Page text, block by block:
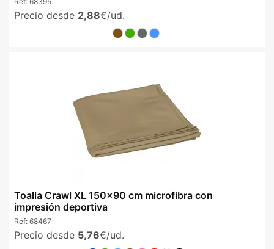
Precio desde 2,88€/ud.
Toalla Crawl XL 150x90 cm microfibra con
impresión deportiva
Ref: 68467
Precio desde 5,76€/ud.